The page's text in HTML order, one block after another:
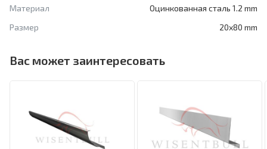
Материал
Оцинкованная сталь 1.2 mm
Размер
20x80 mm
Вас может заинтересовать